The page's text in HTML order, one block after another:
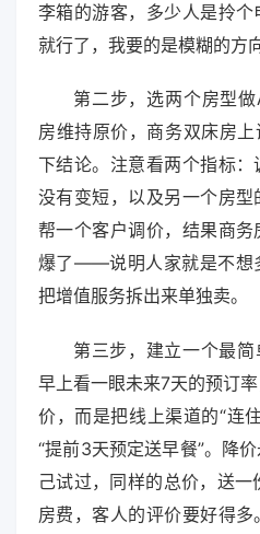
李箱的游客，多少人是拎
就行了，我要的是模糊的方向
第二步，选两个房型
房维持原价，商务双床房
下结论。注意看两个指标
没有变短，以及另一个房
帮一个客户调价，结果商
爆了——说明人家就是不想
把增值服务拆出来单独卖。
第三步，建立一个最
早上看一眼未来7天的预订
价，而是把线上渠道的“连
“提前3天预定送早餐”。降
己试过，同样的总价，送
房费，客人的评价要好得多